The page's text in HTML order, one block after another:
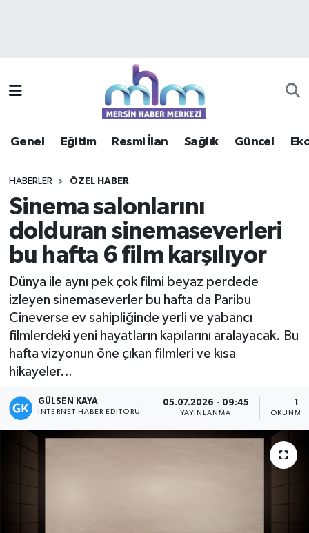
Genel Eğitim Resmi İlan Sağlık Güncel
HABERLER ÖZEL HABER
Sinema salonlarını
dolduran sinemaseverleri
bu hafta 6 film karşılıyor
Dünya ile aynı pek çok filmi beyaz perdede
izleyen sinemaseverler bu hafta da Paribu
Cineverse ev sahipliğinde yerli ve yabancı
filmlerdeki yeni hayatların kapılarını aralayacak. Bu
hafta vizyonun öne çıkan filmleri ve kısa
hikayeler…
GÜLSEN KAYA
İNTERNET HABER EDITÖRÜ
05.07.2026 - 09:45
YAYINLANMA OKUNMA
Güncel
Haberde insan
Kültür - Sanat
Magazin
Mersin
Mersin Tarihi
Özel Haber
Politika
Resmi İlan
Mersin Trafik Yoğunluk Haritası
Süper Lig Puan Durumu ve Fikstür
Haber Arşivi